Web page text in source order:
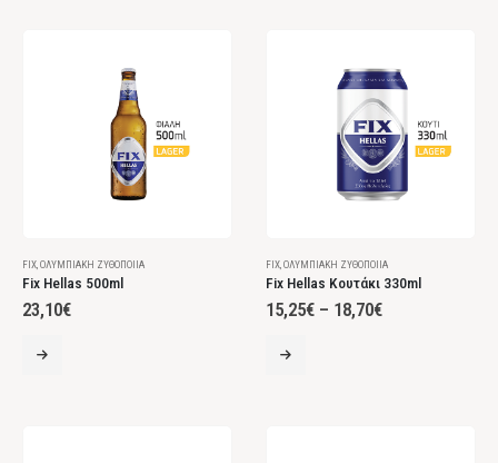
FIX ΟΛΥΜΠΙΑΚΉ ΖΥΘΟΠΟΙΊΑ
Fix Hellas 500ml
23,10€
FIX ΟΛΥΜΠΙΑΚΉ ΖΥΘΟΠΟΙΊΑ
Fix Hellas Κουτάκι 330ml
15,25€ – 18,70€